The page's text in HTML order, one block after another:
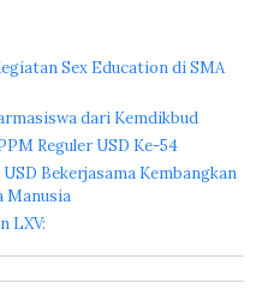
Sex Education di SMA
dari Kemdikbud
Reguler USD Ke-54
Bekerjasama Kembangkan
Manusia
LXV: